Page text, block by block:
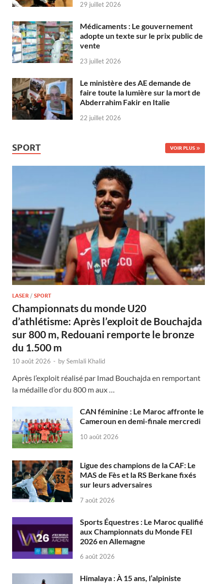
29 juillet 2026
Médicaments : Le gouvernement
adopte un texte sur le prix public de
vente
23 juillet 2026
Le ministère des AE demande de
faire toute la lumière sur la mort de
Abderrahim Fakir en Italie
22 juillet 2026
SPORT VOIR PLUS
LASER / SPORT
Championnats du monde U20
d’athlétisme: Après l’exploit de Bouchajda
sur 800 m, Redouani remporte le bronze
du 1.500 m
10 août 2026 - bySemlali Khalid
Après l’exploit réalisé par Imad Bouchajda en remportant
la médaille d’or du 800 m aux …
CAN féminine : Le Maroc affronte le
Cameroun en demi-finale mercredi
10 août 2026
Ligue des champions de la CAF: Le
MAS de Fès et la RS Berkane fixés
sur leurs adversaires
7 août 2026
Sports Équestres : Le Maroc qualifié
aux Championnats du Monde FEI
2026 en Allemagne
6 août 2026
Himalaya : À 15 ans, l’alpiniste